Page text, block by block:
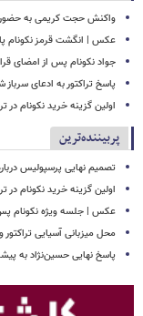
واکنش حجت کریمی به حضور
عکس | انگشت قرمز نکونام پای
جواد نکونام پس از امضای
پاسخ تراکتور به ادعای سرباز
اولین گزینه خرید نکونام در
پربیننده‌ترین
تصمیم نهایی پرسپولیس
اولین گزینه خرید نکونام در
عکس | جلسه ویژه نکونام پس
محل میزبانی آسیایی
پاسخ نهایی حسین‌نژاد به